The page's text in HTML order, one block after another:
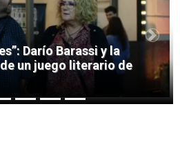
Darío Barassi y la
un juego literario de
Next